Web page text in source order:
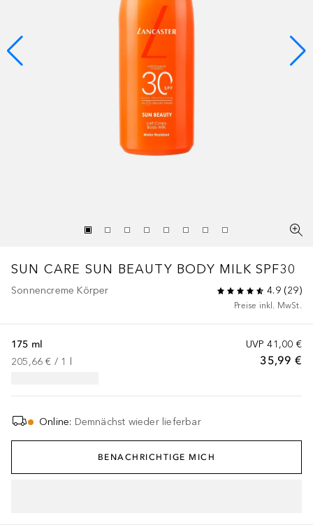
SUN CARE SUN BEAUTY BODY MILK SPF30
Sonnencreme Körper 4.9(29)
Preise inkl. MwSt.
UVP 41,00 €
35,99 €
175 ml
205,66 € / 1
Online: Demnächst wieder lieferbar
BENACHRICHTIGE MICH